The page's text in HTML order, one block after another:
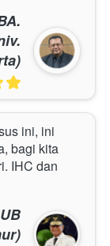
ini, ini
bagi kita
IHC dan